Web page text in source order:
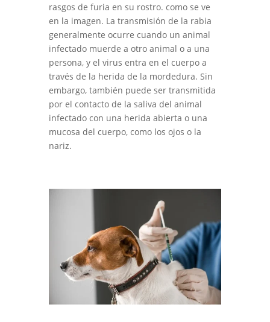
rasgos de furia en su rostro. como se ve
en la imagen. La transmisión de la rabia
generalmente ocurre cuando un animal
infectado muerde a otro animal o a una
persona, y el virus entra en el cuerpo a
través de la herida de la mordedura. Sin
embargo, también puede ser transmitida
por el contacto de la saliva del animal
infectado con una herida abierta o una
mucosa del cuerpo, como los ojos o la
nariz.